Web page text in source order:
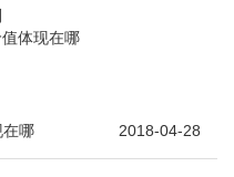
体现在哪
在哪 2018-04-28